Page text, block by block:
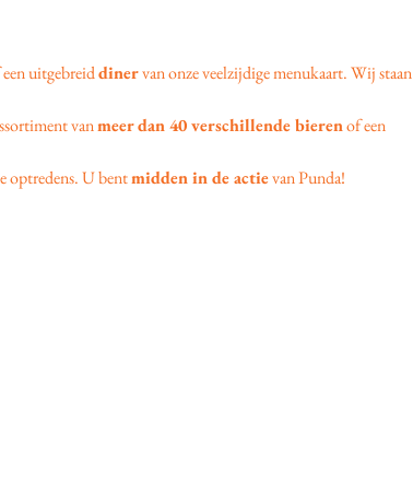
uitgebreid diner van onze veelzijdige menukaart. Wij staan
van meer dan 40 verschillende bieren of een
optredens. U bent midden in de actie van Punda!